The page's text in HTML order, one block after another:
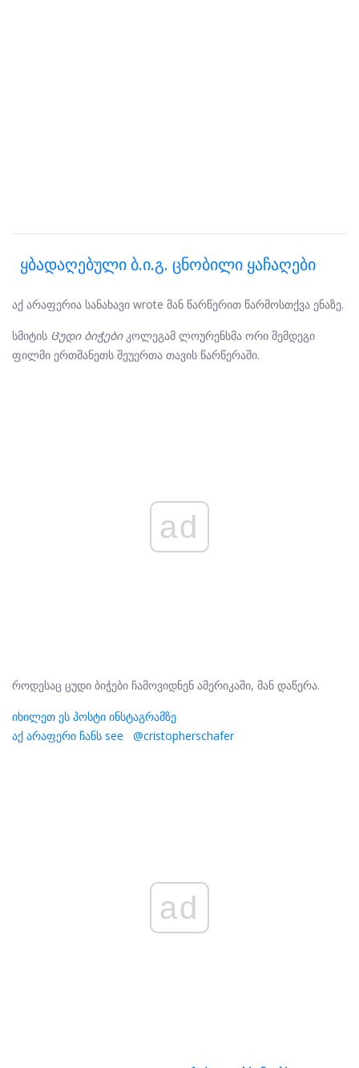
Ყბადაღებული Ბ.ი.გ. Ცნობილი Ყაჩაღები
აქ არაფერია სანახავი wrote მან წარწერით წარმოსთქვა ენაზე.
სმიტის Ცუდი ბიჭებიკოლეგამ ლოურენსმა ორი შემდეგი
ფილმი ერთმანეთს შეუერთა თავის წარწერაში.
ad
როდესაც ცუდი ბიჭები ჩამოვიდნენ ამერიკაში, მან დაწერა.
იხილეთ ეს პოსტი ინსტაგრამზე
აქ არაფერი ჩანს see ⁣ ⁣ @cristopherschafer
ad